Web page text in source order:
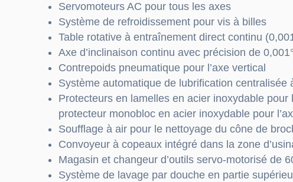
Servomoteurs AC pour tous les axes
Système de refroidissement pour vis à billes
Table rotative à entraînement direct continu
Axe d’inclinaison continu avec précision de 0,001°
Contrepoids pneumatique pour l’axe vertical
Système automatique de lubrification centralisée
Protecteurs en lamelles en acier inoxydable pour
protecteur monobloc en acier inoxydable pour
Soufflage à air pour le nettoyage du cône de
Convoyeur à copeaux intégré dans la zone
Magasin et changeur d’outils servo-motorisé de
Système de lavage par douche en partie